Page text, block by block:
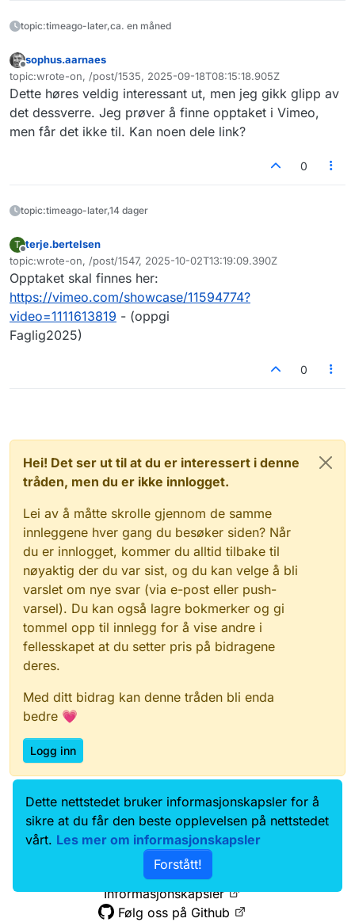
topic:timeago-later,ca. en måned
Frakoblet
sophus.aarnaes
topic:wrote-on, /post/1535, 2025-09-18T08:15:18.905Z
Sist endret av
Dette høres veldig interessant ut, men jeg gikk glipp av
det dessverre. Jeg prøver å finne opptaket i Vimeo,
men får det ikke til. Kan noen dele link?
0
topic:timeago-later,14 dager
T
Frakoblet
terje.bertelsen
topic:wrote-on, /post/1547, 2025-10-02T13:19:09.390Z
Sist endret av
Opptaket skal finnes her:
https://vimeo.com/showcase/11594774?
video=1111613819 - (oppgi
Faglig2025)
0
Hei! Det ser ut til at du er interessert i denne
tråden, men du er ikke innlogget.
Lei av å måtte skrolle gjennom de samme
innleggene hver gang du besøker siden? Når
du er innlogget, kommer du alltid tilbake til
nøyaktig der du var sist, og du kan velge å bli
varslet om nye svar (via e-post eller push-
varsel). Du kan også lagre bokmerker og gi
tommel opp til innlegg for å vise andre i
fellesskapet at du setter pris på bidragene
deres.
Med ditt bidrag kan denne tråden bli enda
bedre 💗
Logg inn
Data.norge.no
Kontakt oss
Samtykke og brukervilkår
Tilgjengelighetserklæring
Personvernerklæring
Informasjonskapsler
Følg oss på Github
Dette nettstedet bruker informasjonskapsler for å
sikre at du får den beste opplevelsen på nettstedet
vårt. Les mer om informasjonskapsler
Forstått!